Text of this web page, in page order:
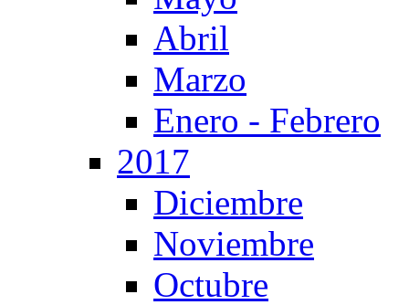
Abril
Marzo
Enero - Febrero
2017
Diciembre
Noviembre
Octubre